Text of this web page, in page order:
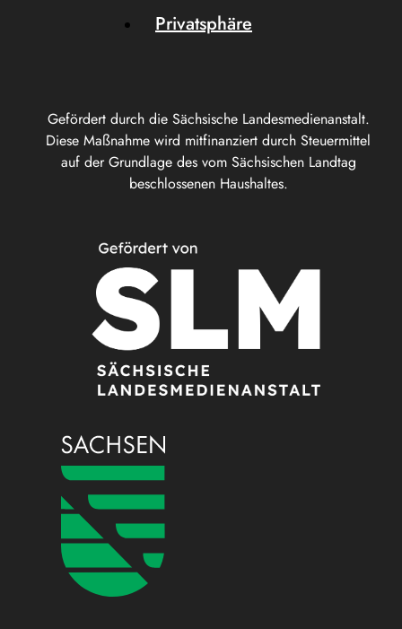
Gefördert durch die Sächsische Landesmedienanstalt.
Diese Maßnahme wird mitfinanziert durch Steuermittel
auf der Grundlage des vom Sächsischen Landtag
beschlossenen Haushaltes.
Privatsphäre